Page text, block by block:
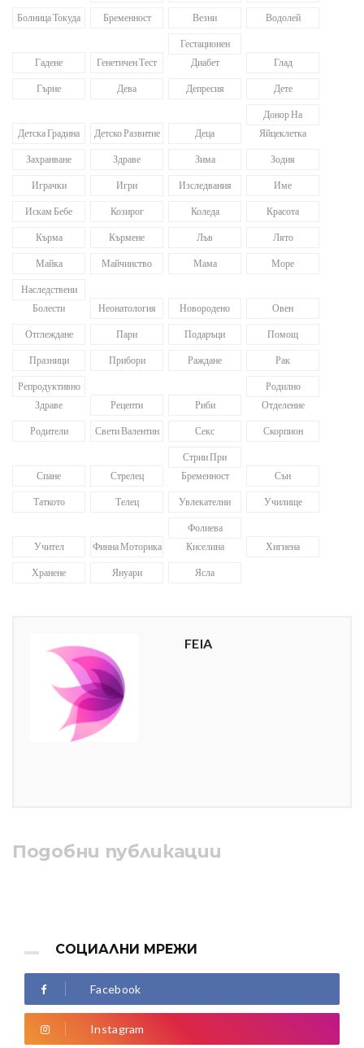
Болница Токуда Бременност Везни Водолей
Гадене Генетичен Тест
Гестационен
Диабет
Глад
Гърне Дева Депресия Дете
Детска Градина Детско Развитие Деца
Донор На
Яйцеклетка
Захранване Здраве Зима Зодия
Играчки Игри Изследвания Име
Искам Бебе Козирог Коледа Красота
Кърма Кърмене Лъв Лято
Майка Майчинство Мама Море
Наследствени
Болести
Неонатология Новородено Овен
Отглеждане Пари Подаръци Помощ
Празници Прибори Раждане Рак
Репродуктивно
Здраве
Рецепти Риби
Родилно
Отделение
Родители Свети Валентин Секс Скорпион
Спане Стрелец
Стрии При
Бременност
Сън
Таткото Телец Увлекателни Училище
Учител Финна Моторика
Фолиева
Киселина
Хигиена
Хранене Януари Ясла
FEIA
Подобни публикации
СОЦИАЛНИ МРЕЖИ
Facebook
Instagram